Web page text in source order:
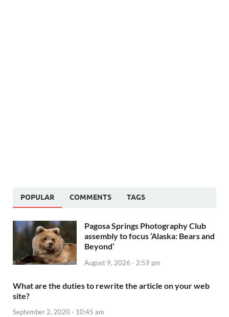
POPULAR COMMENTS TAGS
Pagosa Springs Photography Club
assembly to focus ‘Alaska: Bears and
Beyond’
August 9, 2026 - 2:59 pm
What are the duties to rewrite the article on your web
site?
September 2, 2020 - 10:45 am